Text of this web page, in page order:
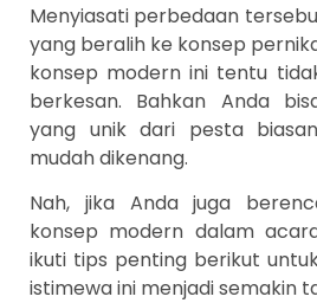
Menyiasati perbedaan
yang beralih ke konsep
konsep modern ini tentu
berkesan. Bahkan Anda
yang unik dari pesta
mudah dikenang.
Nah, jika Anda juga
konsep modern dalam
ikuti tips penting berikut
istimewa ini menjadi semakin